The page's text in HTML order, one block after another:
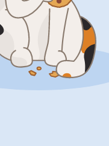
i, istället för en bild om